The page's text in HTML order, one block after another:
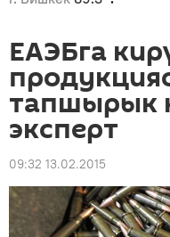
ЕАЭБга
тапшырык
эксперт
09:32 13.02.2015